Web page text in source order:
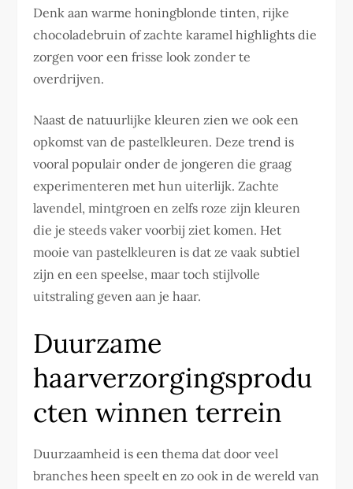
Denk aan warme honingblonde tinten, rijke
chocoladebruin of zachte karamel highlights die
zorgen voor een frisse look zonder te
overdrijven.
Naast de natuurlijke kleuren zien we ook een
opkomst van de pastelkleuren. Deze trend is
vooral populair onder de jongeren die graag
experimenteren met hun uiterlijk. Zachte
lavendel, mintgroen en zelfs roze zijn kleuren
die je steeds vaker voorbij ziet komen. Het
mooie van pastelkleuren is dat ze vaak subtiel
zijn en een speelse, maar toch stijlvolle
uitstraling geven aan je haar.
Duurzame
haarverzorgingsprodu
cten winnen terrein
Duurzaamheid is een thema dat door veel
branches heen speelt en zo ook in de wereld van